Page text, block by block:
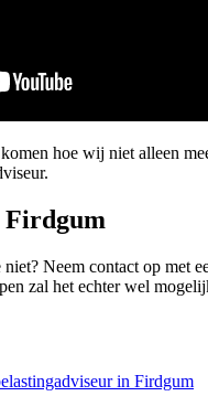
hoe wij niet alleen
Firdgum
Neem contact op met
zal het echter wel
in Firdgum